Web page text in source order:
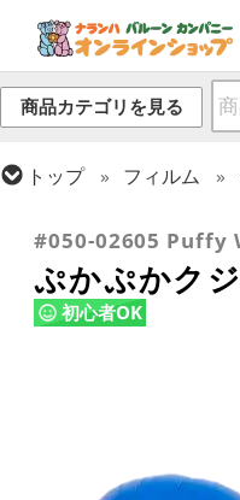
商品カテゴリを見る
トップ フィルム
#050-02605 Puffy
ぷかぷかク
初心者OK